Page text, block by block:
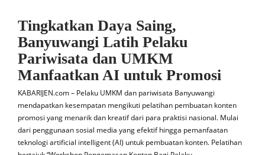
Tingkatkan Daya Saing,
Banyuwangi Latih Pelaku
Pariwisata dan UMKM
Manfaatkan AI untuk Promosi
KABARIJEN.com – Pelaku UMKM dan pariwisata Banyuwangi
mendapatkan kesempatan mengikuti pelatihan pembuatan konten
promosi yang menarik dan kreatif dari para praktisi nasional. Mulai
dari penggunaan sosial media yang efektif hingga pemanfaatan
teknologi artificial intelligent (AI) untuk pembuatan konten. Pelatihan